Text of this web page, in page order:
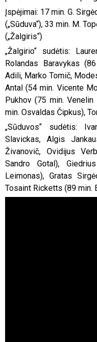
Įspėjimai: 17 min. G.
(„Sūduva“), 33 min. M.
(„Žalgiris“)
„Žalgirio“ sudėtis:
Rolandas Baravykas
Adili, Marko Tomič,
Antal (54 min. Vicente
Pukhov (75 min.
min. Osvaldas Čipkus),
„Sūduvos“ sudėtis:
Slavickas, Algis
Živanovič, Ovidijus
Sandro Gotal),
Leimonas), Gratas
Tosaint Ricketts (89 min.